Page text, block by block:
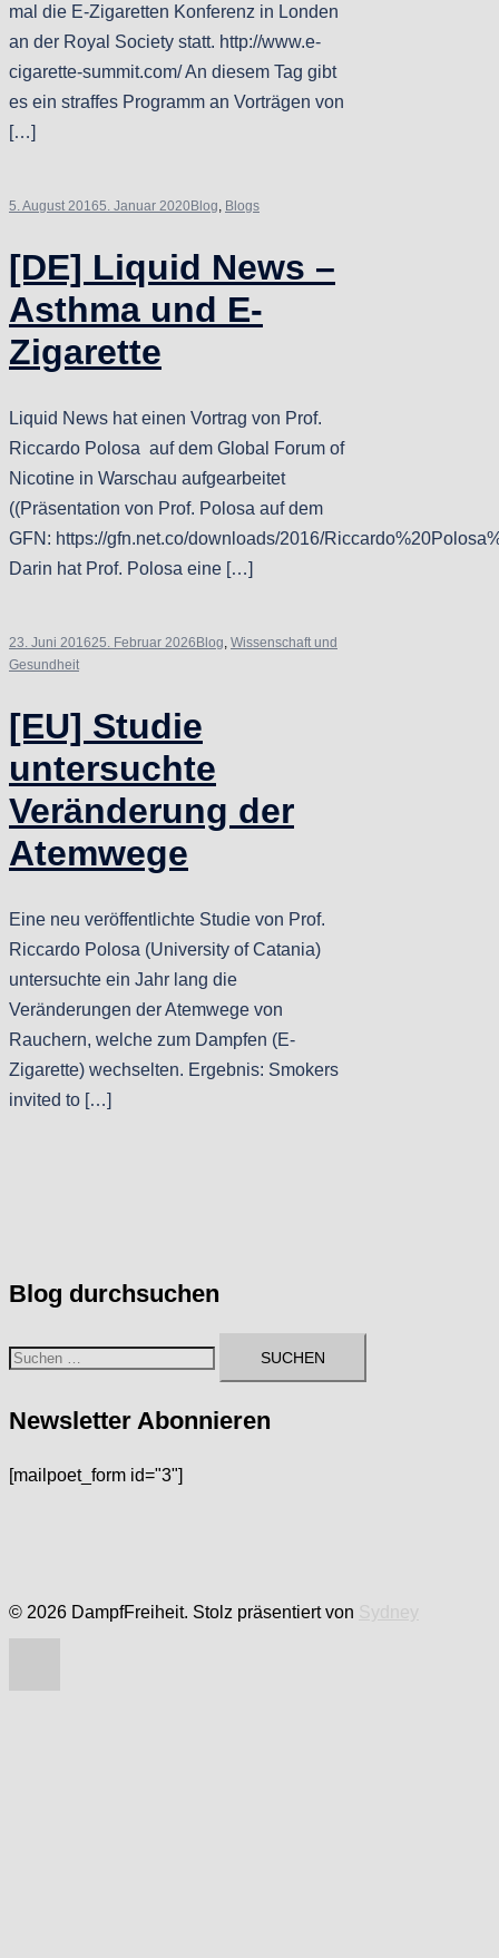
mal die E-Zigaretten Konferenz in Londen
an der Royal Society statt. http://www.e-
cigarette-summit.com/ An diesem Tag gibt
es ein straffes Programm an Vorträgen von
[…]
5. August 20165. Januar 2020Blog, Blogs
[DE] Liquid News –
Asthma und E-
Zigarette
Liquid News hat einen Vortrag von Prof.
Riccardo Polosa auf dem Global Forum of
Nicotine in Warschau aufgearbeitet
((Präsentation von Prof. Polosa auf dem
GFN: https://gfn.net.co/downloads/2016/
Darin hat Prof. Polosa eine […]
23. Juni 201625. Februar 2026 Blog, Wissenschaft und
Gesundheit
[EU] Studie
untersuchte
Veränderung der
Atemwege
Eine neu veröffentlichte Studie von Prof.
Riccardo Polosa (University of Catania)
untersuchte ein Jahr lang die
Veränderungen der Atemwege von
Rauchern, welche zum Dampfen (E-
Zigarette) wechselten. Ergebnis: Smokers
invited to […]
Blog durchsuchen
Suchen
Newsletter Abonnieren
[mailpoet_form id="3"]
© 2026 DampfFreiheit. Stolz präsentiert von